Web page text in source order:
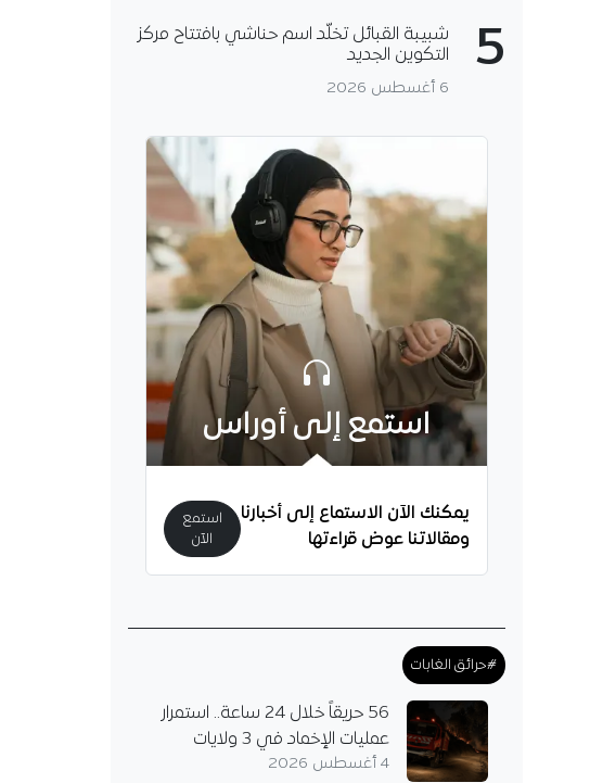
5
شبيبة القبائل تخلّد اسم حناشي بافتتاح مركز
التكوين الجديد
6 أغسطس 2026
استمع إلى أوراس
يمكنك الآن الاستماع إلى أخبارنا
ومقالاتنا عوض قراءتها
استمع
الآن
#حرائق الغابات
56 حريقاً خلال 24 ساعة.. استمرار
عمليات الإخماد في 3 ولايات
4 أغسطس 2026